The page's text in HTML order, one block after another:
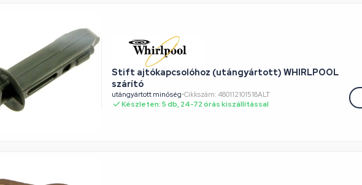
Stift ajtókapcsolóhoz (utángyártott) WHIRLPOOL
szárító
utángyártott minőség•Cikkszám: 480112101518ALT
Készleten: 5 db, 24-72 órás kiszállítással